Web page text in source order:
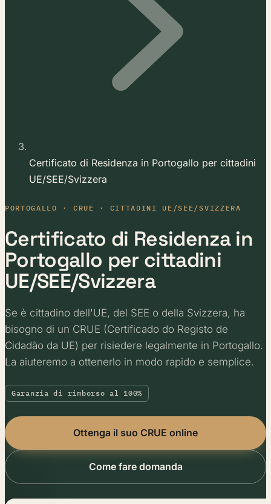
Certificato di Residenza in Portogallo per cittadini
UE/SEE/Svizzera
PORTOGALLO · CRUE · CITTADINI UE/SEE/SVIZZERA
Certificato di Residenza in
Portogallo per cittadini
UE/SEE/Svizzera
Se è cittadino dell'UE, del SEE o della Svizzera, ha
bisogno di un CRUE (Certificado do Registo de
Cidadão da UE) per risiedere legalmente in Portogallo.
La aiuteremo a ottenerlo in modo rapido e semplice.
Garanzia di rimborso al 100%
Ottenga il suo CRUE online
Come fare domanda